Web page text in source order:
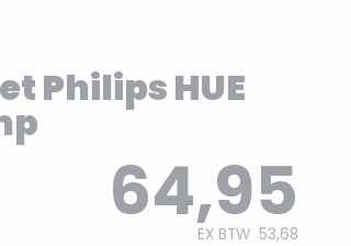
Philips HUE
64,95
EX BTW 53,68